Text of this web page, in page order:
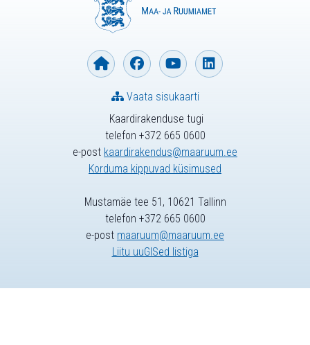
Kaardirakenduse tugi
telefon +372 665 0600
e-post kaardirakendus@maaruum.ee
Korduma kippuvad küsimused
Vaata sisukaarti
Mustamäe tee 51, 10621 Tallinn
telefon +372 665 0600
e-post maaruum@maaruum.ee
Liitu uuGISed listiga